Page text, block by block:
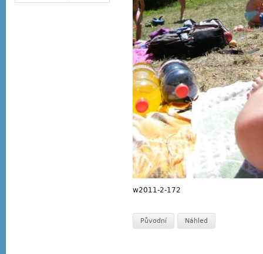
w2011-2-172
Původní Náhled